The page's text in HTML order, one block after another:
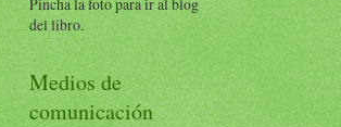
del libro.
Medios de
comunicación